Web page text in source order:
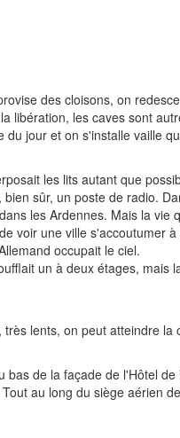
des cloisons, on
libération, les caves sont
du jour et on s'installe vaille
les lits autant que
sûr, un poste de radio.
les Ardennes. Mais la vie
voir une ville s'accoutumer
occupait le ciel.
un à deux étages, mais
lents, on peut atteindre la
de la façade de l'Hôtel de
au long du siège aérien